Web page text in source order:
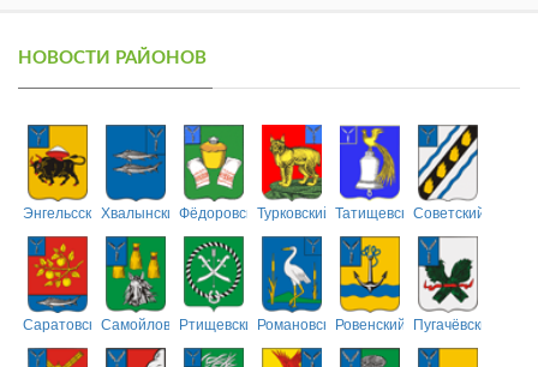
НОВОСТИ РАЙОНОВ
ЭнгельсскийХвалынскийФёдоровскийТурковский ТатищевскийСоветский
СаратовскийСамойловскийРтищевскийРомановскийРовенский Пугачёвский